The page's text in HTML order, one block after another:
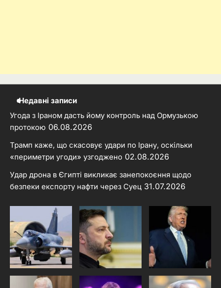
Недавні записи
Угода з Іраном дасть йому контроль над Ормузькою
протокою 06.08.2026
Трамп каже, що скасовує удари по Ірану, оскільки
«периметри угоди» узгоджено 02.08.2026
Удар дрона в Єгипті викликає занепокоєння щодо
безпеки експорту нафти через Суец 31.07.2026